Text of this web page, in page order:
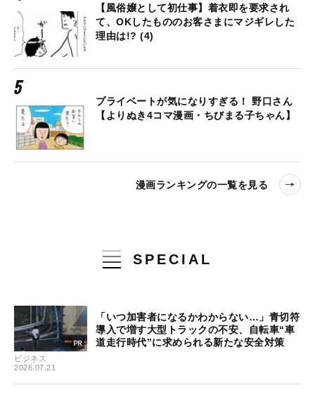
【風俗嬢として初仕事】着衣即を要求され
て、OKしたもののお客さまにマジギレした
理由は!? (4)
プライベートが気になりすぎる！ 野口さん
【よりぬき4コマ漫画・ちびまる子ちゃん】
漫画ランキングの一覧を見る
SPECIAL
ビジネス
2026.07.21
「いつ加害者になるかわからない…」青切符
導入で増す大型トラックの不安、自転車“車
道走行時代”に求められる新たな安全対策